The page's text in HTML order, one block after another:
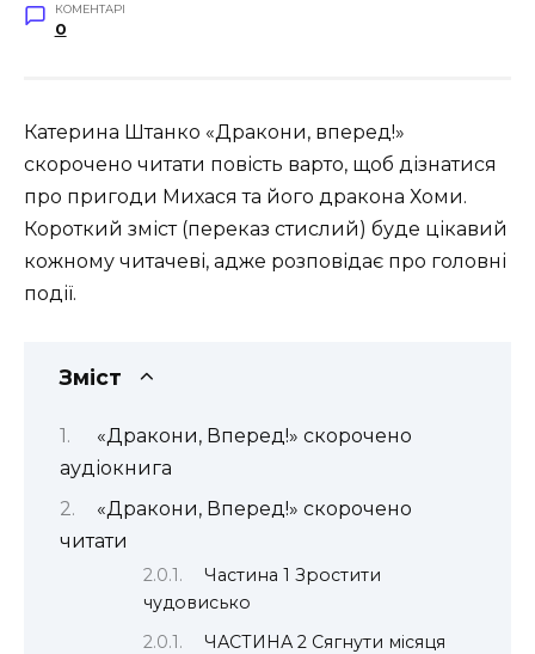
КОМЕНТАРІ
0
Катерина Штанко «Дракони, вперед!»
скорочено читати повість варто, щоб дізнатися
про пригоди Михася та його дракона Хоми.
Короткий зміст (переказ стислий) буде цікавий
кожному читачеві, адже розповідає про головні
події.
Зміст
«Дракони, Вперед!» скорочено
аудіокнига
«Дракони, Вперед!» скорочено
читати
Частина 1 Зростити
чудовисько
ЧАСТИНА 2 Сягнути місяця